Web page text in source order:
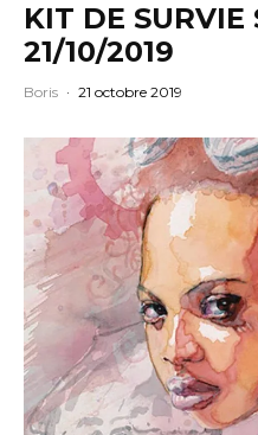
KIT DE SURVIE
21/10/2019
Boris · 21 octobre 2019